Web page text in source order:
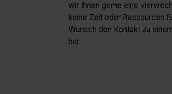
wir Ihnen gerne eine
keine Zeit oder Ressourcen
Wunsch den Kontakt zu
her.